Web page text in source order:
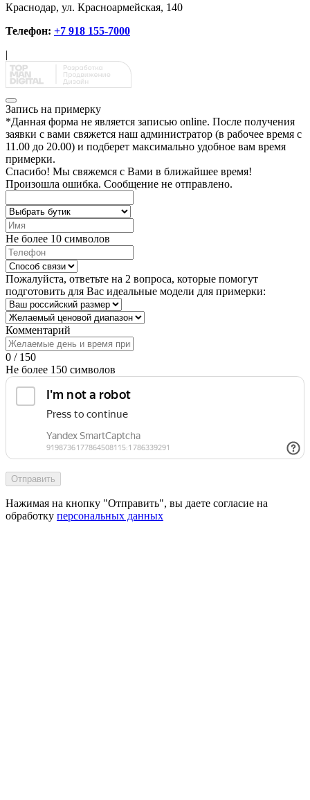
Краснодар, ул. Красноармейская, 140
Телефон: +7 918 155-7000
|
Запись на примерку
*Данная форма не является записью online. После получения
заявки с вами свяжется наш администратор (в рабочее время с
11.00 до 20.00) и подберет максимально удобное вам время
примерки.
Спасибо! Мы свяжемся с Вами в ближайшее время!
Произошла ошибка. Сообщение не отправлено.
Не более 10 символов
Пожалуйста, ответьте на 2 вопроса, которые помогут
подготовить для Вас идеальные модели для примерки:
Комментарий
0 / 150
Не более 150 символов
Отправить
Нажимая на кнопку "Отправить", вы даете согласие на
обработку персональных данных